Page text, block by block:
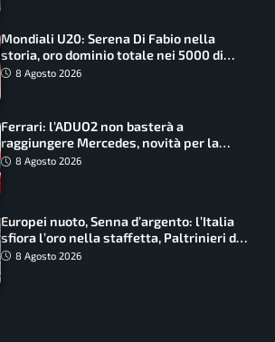
Mondiali U20: Serena Di Fabio nella
storia, oro dominio totale nei 5000 di
marcia
8 Agosto 2026
Ferrari: l’ADUO2 non basterà a
raggiungere Mercedes, novità per la
Macarena
8 Agosto 2026
Europei nuoto, Senna d’argento: l’Italia
sfiora l’oro nella staffetta, Paltrinieri da
urlo, il bilancio azzurro
8 Agosto 2026